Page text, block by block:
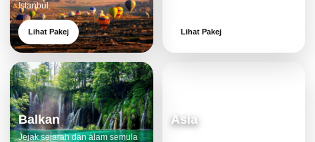
Istanbul.
Lihat Pakej Lihat Pakej
Balkan
Jejak sejarah dan alam semula
Asia